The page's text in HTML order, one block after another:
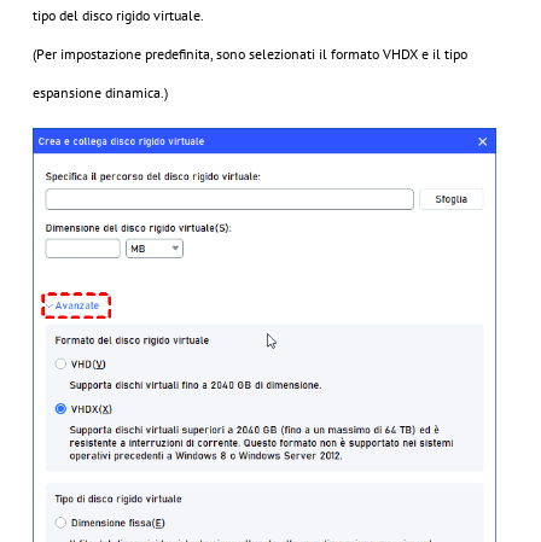
tipo del disco rigido virtuale.
(Per impostazione predefinita, sono selezionati il formato VHDX e il tipo
espansione dinamica.)